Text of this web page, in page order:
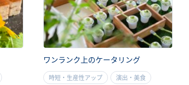
ワンランク上のケータリング
時短・生産性アップ 演出・美食